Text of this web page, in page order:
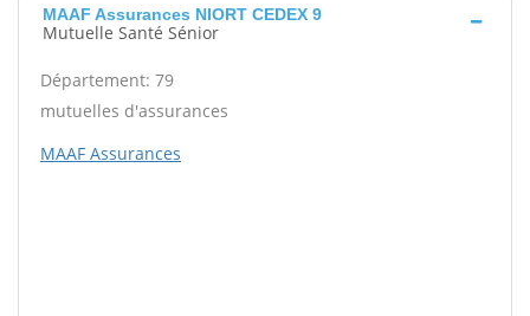
MAAF Assurances NIORT CEDEX 9
Mutuelle Santé Sénior
Département: 79
mutuelles d'assurances
MAAF Assurances